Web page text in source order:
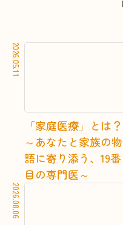
2026.05.11
「家庭医療」とは？
～あなたと家族の物
語に寄り添う、19番
目の専門医～
2026.08.06